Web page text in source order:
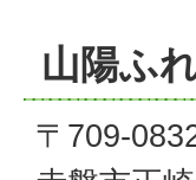
山陽ふ
〒709-